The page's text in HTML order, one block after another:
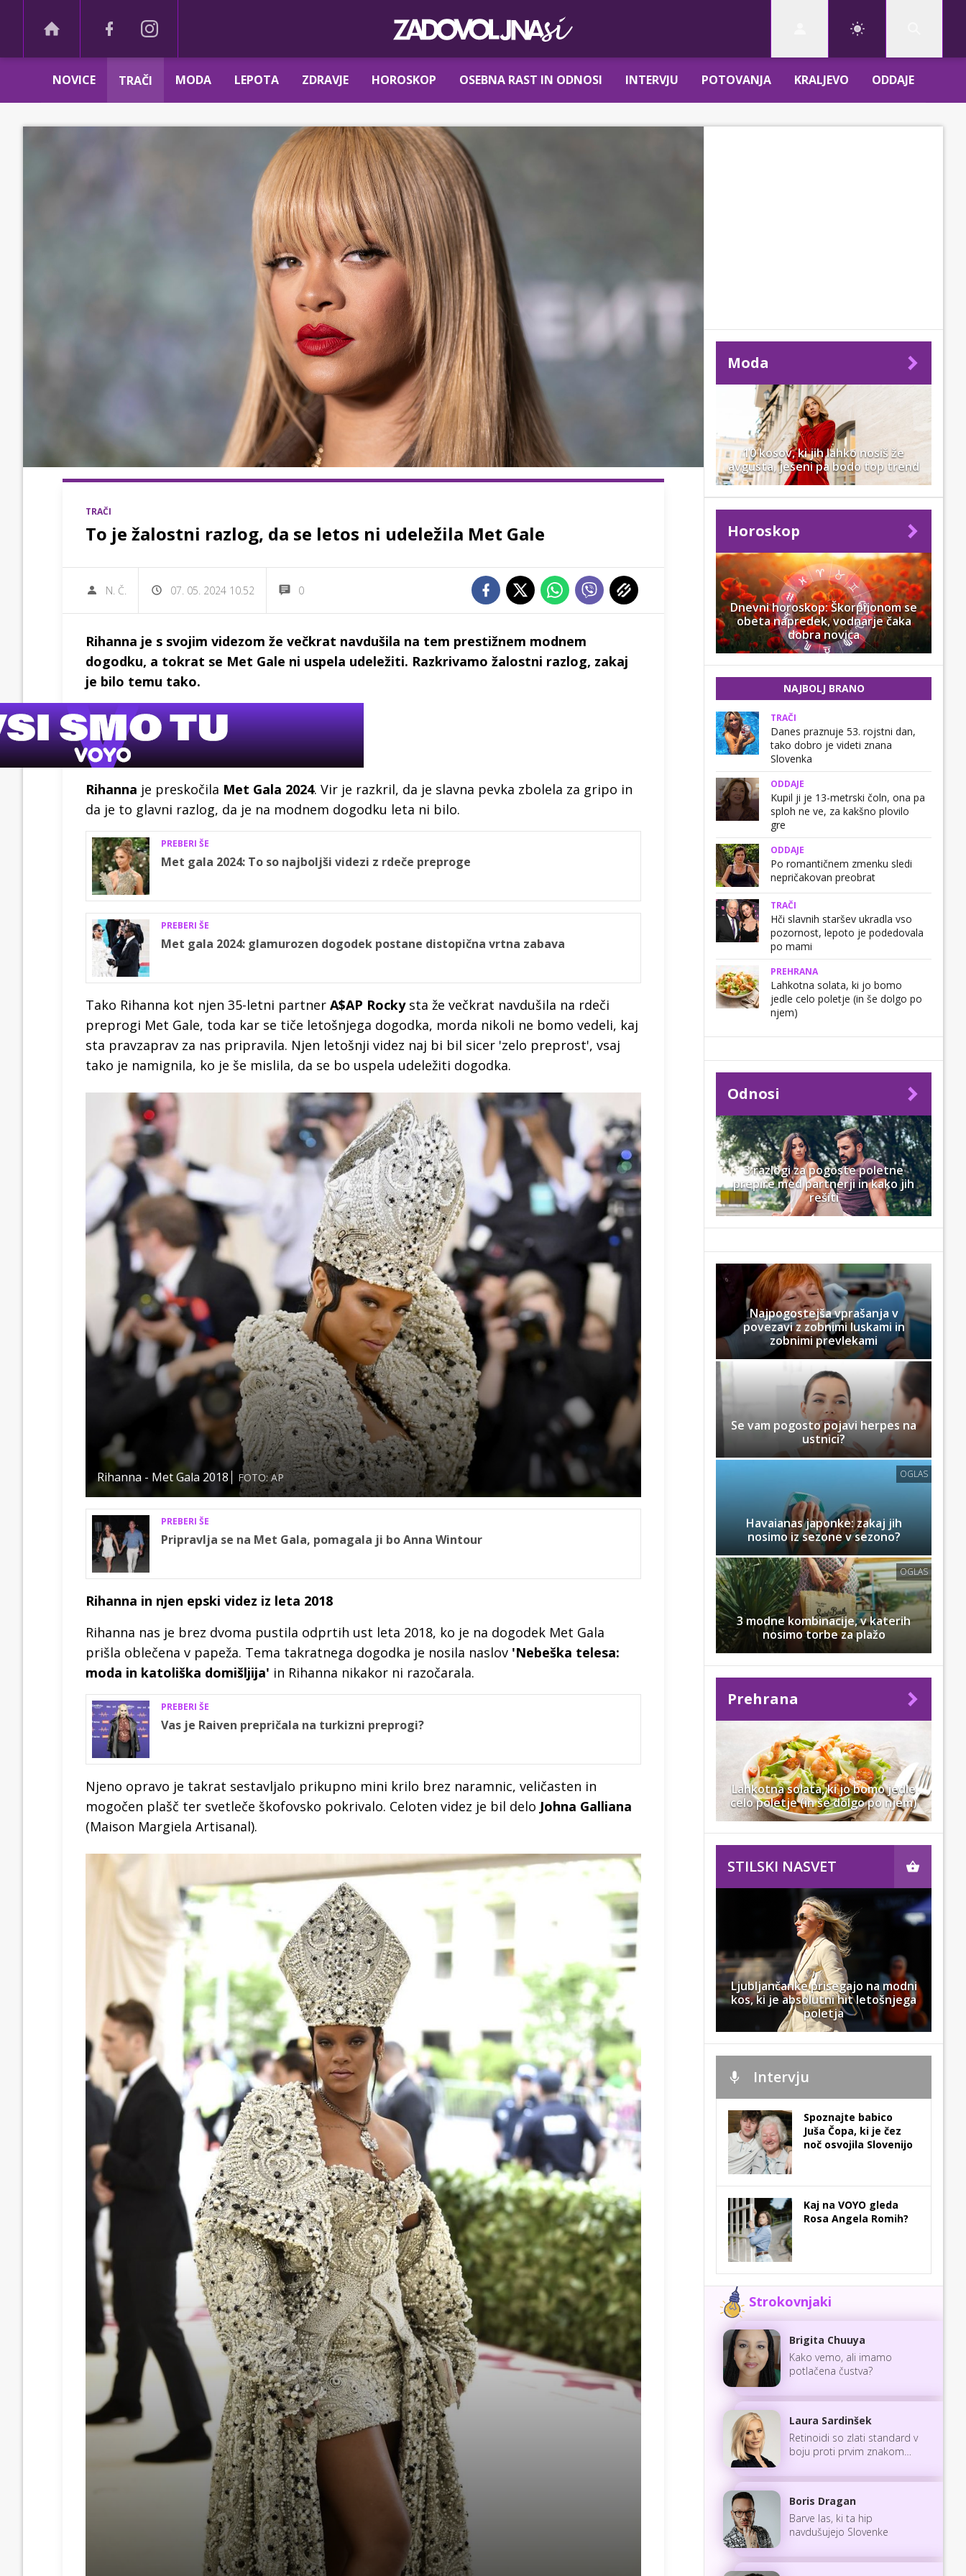
NOVICE TRAČI MODA LEPOTA ZDRAVJE HOROSKOP OSEBNA RAST IN ODNOSI INTERVJU POTOVANJA KRALJEVO ODDAJE
TRAČI
To je žalostni razlog, da se letos ni udeležila Met Gale
N. Č. 07. 05. 2024 10.52 0
Rihanna je s svojim videzom že večkrat navdušila na tem prestižnem modnem
dogodku, a tokrat se Met Gale ni uspela udeležiti. Razkrivamo žalostni razlog, zakaj
je bilo temu tako.
Rihanna je preskočila Met Gala 2024. Vir je razkril, da je slavna pevka zbolela za gripo in
da je to glavni razlog, da je na modnem dogodku leta ni bilo.
PREBERI ŠE
Met gala 2024: To so najboljši videzi z rdeče preproge
PREBERI ŠE
Met gala 2024: glamurozen dogodek postane distopična vrtna zabava
Tako Rihanna kot njen 35-letni partner A$AP Rockysta že večkrat navdušila na rdeči
preprogi Met Gale, toda kar se tiče letošnjega dogodka, morda nikoli ne bomo vedeli, kaj
sta pravzaprav za nas pripravila. Njen letošnji videz naj bi bil sicer 'zelo preprost', vsaj
tako je namignila, ko je še mislila, da se bo uspela udeležiti dogodka.
Rihanna - Met Gala 2018 FOTO: AP
PREBERI ŠE
Pripravlja se na Met Gala, pomagala ji bo Anna Wintour
Rihanna in njen epski videz iz leta 2018
Rihanna nas je brez dvoma pustila odprtih ust leta 2018, ko je na dogodek Met Gala
prišla oblečena v papeža. Tema takratnega dogodka je nosila naslov 'Nebeška telesa:
moda in katoliška domišljija' in Rihanna nikakor ni razočarala.
PREBERI ŠE
Vas je Raiven prepričala na turkizni preprogi?
Njeno opravo je takrat sestavljalo prikupno mini krilo brez naramnic, veličasten in
mogočen plašč ter svetleče škofovsko pokrivalo. Celoten videz je bil delo Johna Galliana
(Maison Margiela Artisanal).
Moda
10 kosov, ki jih lahko nosiš že
avgusta, jeseni pa bodo top trend
Horoskop
Dnevni horoskop: Škorpijonom se
obeta napredek, vodnarje čaka
dobra novica
NAJBOLJ BRANO
TRAČI
Danes praznuje 53. rojstni dan,
tako dobro je videti znana
Slovenka
ODDAJE
Kupil ji je 13-metrski čoln, ona pa
sploh ne ve, za kakšno plovilo
gre
ODDAJE
Po romantičnem zmenku sledi
nepričakovan preobrat
TRAČI
Hči slavnih staršev ukradla vso
pozornost, lepoto je podedovala
po mami
PREHRANA
Lahkotna solata, ki jo bomo
jedle celo poletje (in še dolgo po
njem)
Odnosi
3 razlogi za pogoste poletne
prepire med partnerji in kako jih
rešiti
Najpogostejša vprašanja v
povezavi z zobnimi luskami in
zobnimi prevlekami
Se vam pogosto pojavi herpes na
ustnici?
OGLAS
Havaianas japonke: zakaj jih
nosimo iz sezone v sezono?
OGLAS
3 modne kombinacije, v katerih
nosimo torbe za plažo
Prehrana
Lahkotna solata, ki jo bomo jedle
celo poletje (in še dolgo po njem)
STILSKI NASVET
Ljubljančanke prisegajo na modni
kos, ki je absolutni hit letošnjega
poletja
Intervju
Spoznajte babico
Juša Čopa, ki je čez
noč osvojila Slovenijo
Kaj na VOYO gleda
Rosa Angela Romih?
Strokovnjaki
Brigita Chuuya
Kako vemo, ali imamo
potlačena čustva?
Laura Sardinšek
Retinoidi so zlati standard v
boju proti prvim znakom
Boris Dragan
Barve las, ki ta hip
navdušujejo Slovenke